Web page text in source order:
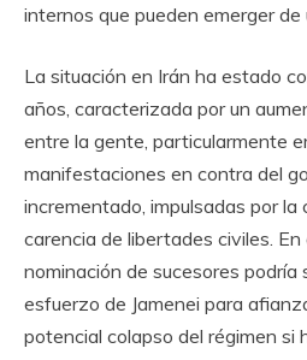
internos que pueden emerger de
La situación en Irán ha estado
años, caracterizada por un
entre la gente, particularmente
manifestaciones en contra del
incrementado, impulsadas por la
carencia de libertades civiles.
nominación de sucesores podría
esfuerzo de Jamenei para
potencial colapso del régimen si